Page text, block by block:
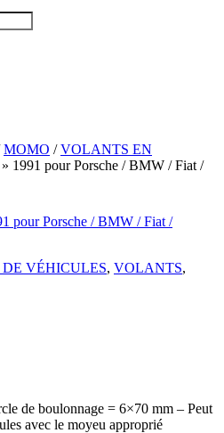
MOMO /VOLANTS EN
1991 pour Porsche / BMW / Fiat /
DE VÉHICULES, VOLANTS,
de boulonnage = 6×70 mm – Peut
avec le moyeu approprié